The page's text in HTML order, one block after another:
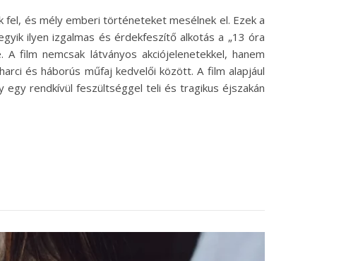
és mély emberi történeteket mesélnek el. Ezek a
ilyen izgalmas és érdekfeszítő alkotás a „13 óra
film nemcsak látványos akciójelenetekkel, hanem
és háborús műfaj kedvelői között. A film alapjául
rendkívül feszültséggel teli és tragikus éjszakán